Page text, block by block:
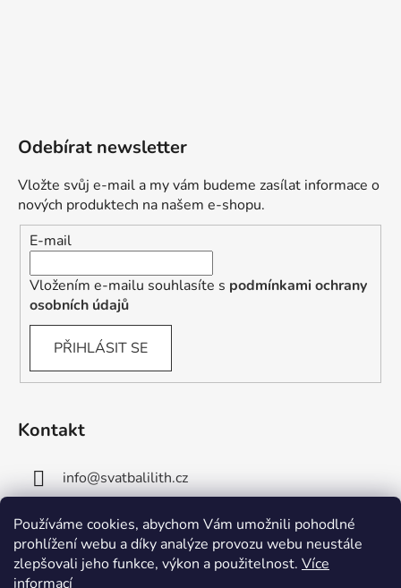
Používáme cookies, abychom Vám umožnili pohodlné
prohlížení webu a díky analýze provozu webu neustále
zlepšovali jeho funkce, výkon a použitelnost. Více
informací
Odebírat newsletter
Vložte svůj e-mail a my vám budeme zasílat informace o
nových produktech na našem e-shopu.
E-mail
Vložením e-mailu souhlasíte s podmínkami ochrany
osobních údajů
PŘIHLÁSIT SE
Kontakt
info@svatbalilith.cz
+420 778 745 219
+420 778 770 784